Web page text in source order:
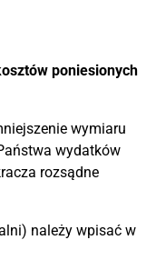
poniesionych
wymiaru
wydatków
rozsądne
należy wpisać w